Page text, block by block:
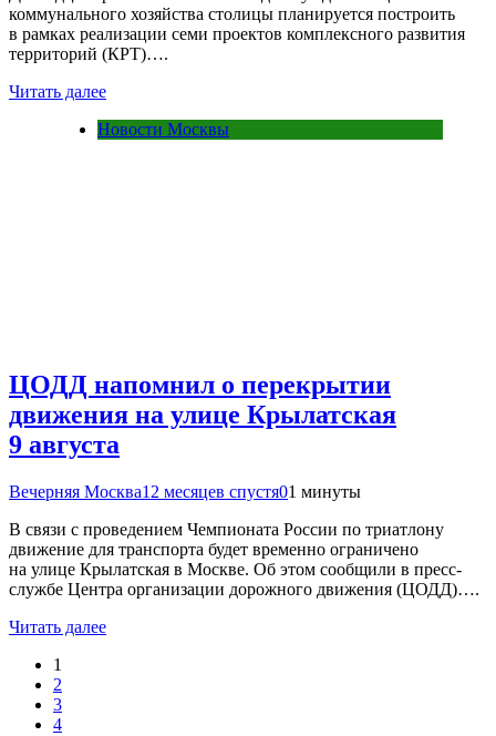
коммунального хозяйства столицы планируется построить
в рамках реализации семи проектов комплексного развития
территорий (КРТ)….
Читать далее
Новости Москвы
ЦОДД напомнил о перекрытии
движения на улице Крылатская
9 августа
Вечерняя Москва12 месяцев спустя01 минуты
В связи с проведением Чемпионата России по триатлону
движение для транспорта будет временно ограничено
на улице Крылатская в Москве. Об этом сообщили в пресс-
службе Центра организации дорожного движения (ЦОДД)….
Читать далее
1
2
3
4